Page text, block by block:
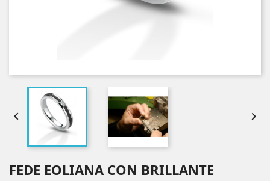
 
FEDE EOLIANA CON BRILLANTE